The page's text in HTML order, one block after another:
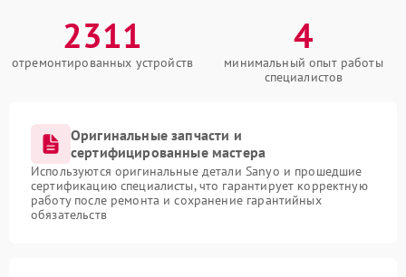
2311
отремонтированных устройств
4
минимальный опыт работы
специалистов
Оригинальные запчасти и
сертифицированные мастера
Используются оригинальные детали Sanyo и прошедшие
сертификацию специалисты, что гарантирует корректную
работу после ремонта и сохранение гарантийных
обязательств